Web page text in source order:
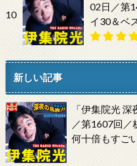
10
02日／第
イ30＆ベ
新しい記事
「伊集院光
／第1607回
何十倍もすご